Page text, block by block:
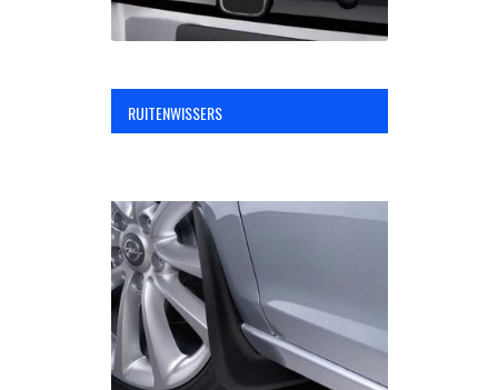
Inloggen / Registreren
RUITENWISSERS